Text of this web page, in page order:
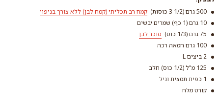
500 גרם (1/2 3 כוסות) קמח רב תכליתי (קמח לבן) ללא צורך בניפוי
10 גרם (1 כף) שמרים יבשים
75 גרם (1/3 כוס)
סוכר לבן
100 גרם חמאה רכה
2 ביצים L
125 מ"ל (1/2 כוס) חלב
1 כפית תמצית וניל
קורט מלח